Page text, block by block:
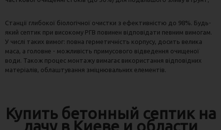
Станції глибокої біологічної очистки з ефективністю до 98%. Будь-
який септик при високому РГВ повинен відповідати певним вимогам.
У числі таких вимог: повна герметичність корпусу, досить велика
маса, а головне - можливість примусового відведення очищеної
води. Також процес монтажу вимагає використання відповідних
матеріалів, облаштування зміцнювальних елементів.
Купить бетонный септик на
дачу в Киеве и области